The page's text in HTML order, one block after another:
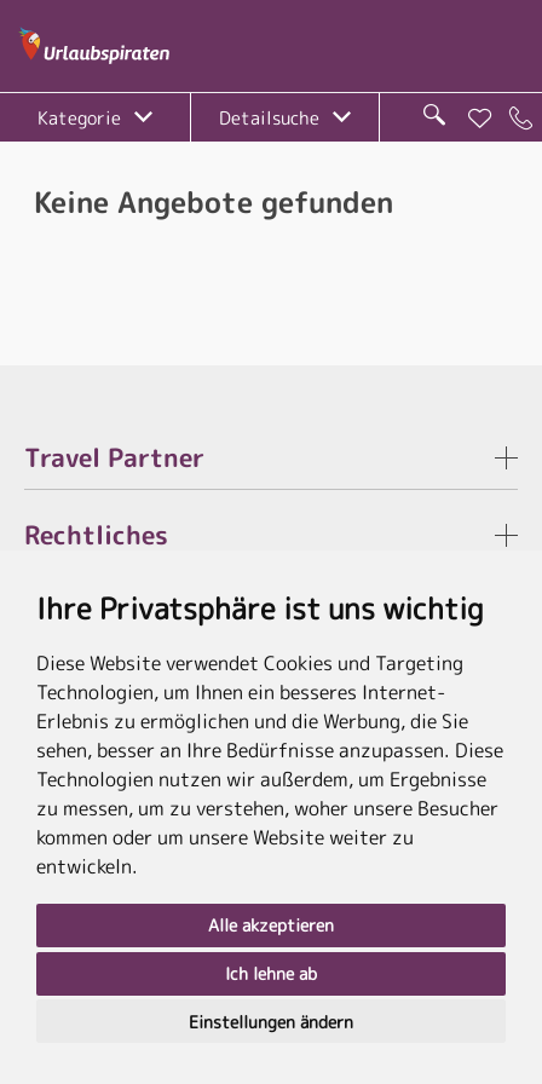
Ihre Privatsphäre ist uns wichtig
Diese Website verwendet Cookies und Targeting
Technologien, um Ihnen ein besseres Internet-
Erlebnis zu ermöglichen und die Werbung, die Sie
sehen, besser an Ihre Bedürfnisse anzupassen. Diese
Technologien nutzen wir außerdem, um Ergebnisse
zu messen, um zu verstehen, woher unsere Besucher
kommen oder um unsere Website weiter zu
entwickeln.
Alle akzeptieren
Ich lehne ab
Einstellungen ändern
Kategorie Detailsuche
Keine Angebote gefunden
Travel Partner
Rechtliches
* Die Ersparnis bezieht sich auf die aktuellen Listenpreise der Hotels, bei
Paketangeboten auf die Summe der Preise der Einzelleistungen.
**Streichpreise beziehen sich auf die ursprünglichen Preise des Reiseveranstalters.